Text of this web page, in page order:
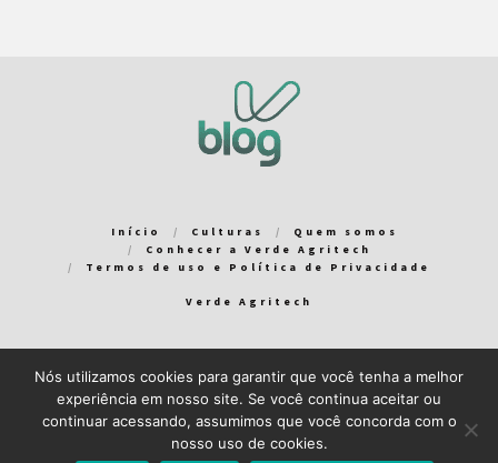
Início Culturas
Quem somos
Conhecer a Verde Agritech
Termos de uso e Política de Privacidade
Verde Agritech
Bem-vindo ao Verde Blog! Para que a sua experiência em nosso
blog seja a melhor possível, utilizamos cookies. Você pode
aceitar ou gerenciar seus cookiesaqui.
Nós utilizamos cookies para garantir que você tenha a melhor
experiência em nosso site. Se você continua aceitar ou
continuar acessando, assumimos que você concorda com o
nosso uso de cookies.